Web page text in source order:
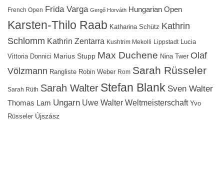
French Open Frida Varga Gergő Horváth Hungarian Open
Karsten-Thilo Raab Katharina Schütz Kathrin
Schlomm Kathrin Zentarra Kushtrim Mekolli Lippstadt Lucia
Vittoria Donnici Marius Stupp Max Duchene Nina Twer Olaf
Völzmann Rangliste Robin Weber Rom Sarah Rüsseler
Sarah Rüth Sarah Walter Stefan Blank Sven Walter
Thomas Lam Ungarn Uwe Walter Weltmeisterschaft Yvo
Rüsseler Újszász